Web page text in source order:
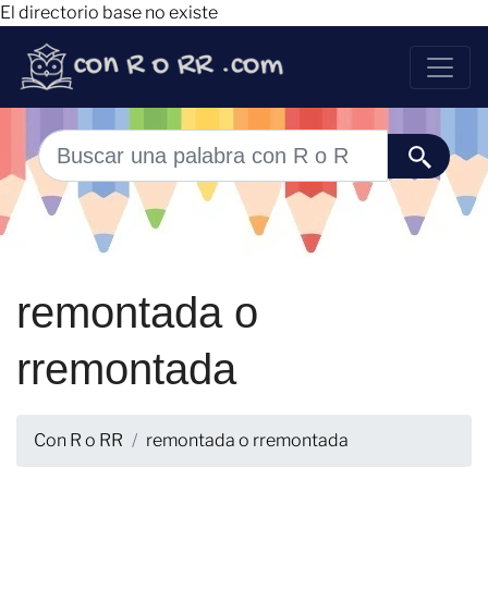
El directorio base no existe
remontada o
rremontada
Con R o RR remontada o rremontada